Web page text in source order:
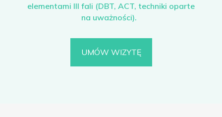
elementami III fali (DBT, ACT, techniki oparte
na uważności).
UMÓW WIZYTĘ